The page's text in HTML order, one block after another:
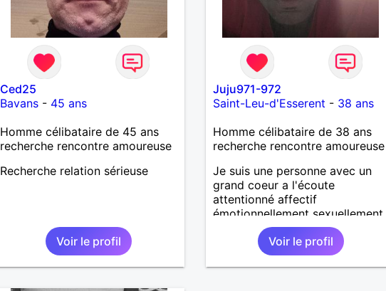
Ced25
Bavans- 45 ans
Homme célibataire de 45 ans
recherche rencontre amoureuse
Recherche relation sérieuse
Voir le profil
Juju971-972
Saint-Leu-d'Esserent - 38 ans
Homme célibataire de 38 ans
recherche rencontre amoureuse
Je suis une personne avec un
grand coeur a l'écoute
attentionné affectif
émotionnellement sexuellement
joyeux drôle amusant a l'écoute
Voir le profil